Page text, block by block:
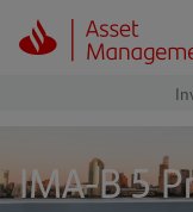
IMA-B 5